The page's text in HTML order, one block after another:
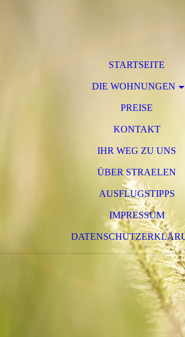
STARTSEITE
DIE WOHNUNGEN
PREISE
KONTAKT
IHR WEG ZU UNS
ÜBER STRAELEN
AUSFLUGSTIPPS
IMPRESSUM